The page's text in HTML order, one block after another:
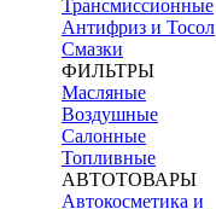
Трансмиссионные
Антифриз и Тосол
Смазки
ФИЛЬТРЫ
Масляные
Воздушные
Салонные
Топливные
АВТОТОВАРЫ
Автокосметика и